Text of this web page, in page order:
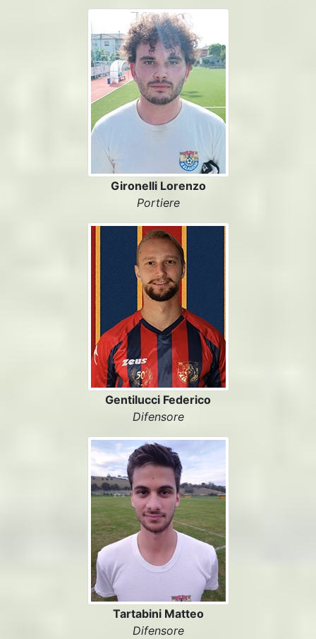
Gironelli Lorenzo
Portiere
Gentilucci Federico
Difensore
Tartabini Matteo
Difensore